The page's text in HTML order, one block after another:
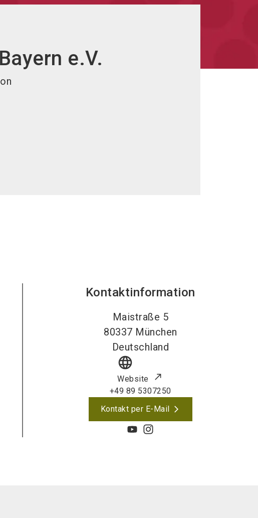
e.V.
Kontaktinformation
Maistraße 5
80337 München
Deutschland
language
Website
+49 89 5307250
Kontakt per E-Mail